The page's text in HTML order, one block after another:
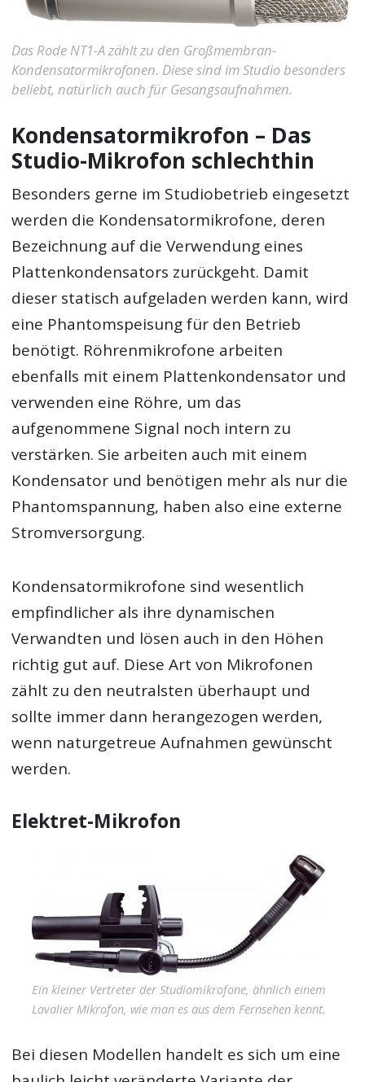
Das Rode NT1-A zählt zu den Großmembran-
Kondensatormikrofonen. Diese sind im Studio besonders
beliebt, natürlich auch für Gesangsaufnahmen.
Kondensatormikrofon – Das
Studio-Mikrofon schlechthin
Besonders gerne im Studiobetrieb eingesetzt
werden die Kondensatormikrofone, deren
Bezeichnung auf die Verwendung eines
Plattenkondensators zurückgeht. Damit
dieser statisch aufgeladen werden kann, wird
eine Phantomspeisung für den Betrieb
benötigt. Röhrenmikrofone arbeiten
ebenfalls mit einem Plattenkondensator und
verwenden eine Röhre, um das
aufgenommene Signal noch intern zu
verstärken. Sie arbeiten auch mit einem
Kondensator und benötigen mehr als nur die
Phantomspannung, haben also eine externe
Stromversorgung.
Kondensatormikrofone sind wesentlich
empfindlicher als ihre dynamischen
Verwandten und lösen auch in den Höhen
richtig gut auf. Diese Art von Mikrofonen
zählt zu den neutralsten überhaupt und
sollte immer dann herangezogen werden,
wenn naturgetreue Aufnahmen gewünscht
werden.
Elektret-Mikrofon
Ein kleiner Vertreter der Studiomikrofone, ähnlich einem
Lavalier Mikrofon, wie man es aus dem Fernsehen kennt.
Bei diesen Modellen handelt es sich um eine